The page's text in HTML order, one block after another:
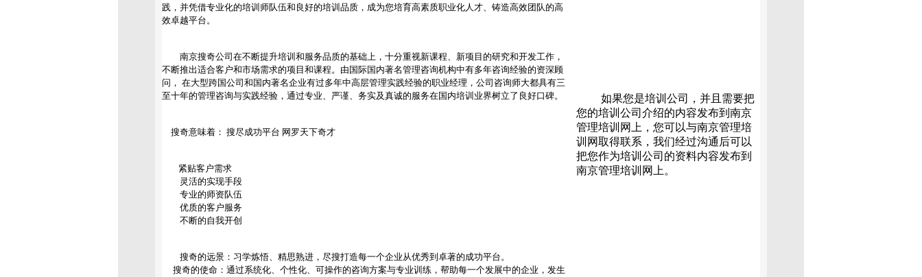
践，并凭借专业化的培训师队伍和良好的培训品质，成为您培育高素质职业化人才、铸造高效团队的高
效卓越平台。
南京搜奇公司在不断提升培训和服务品质的基础上，十分重视新课程、新项目的研究和开发工作，
不断推出适合客户和市场需求的项目和课程。由国际国内著名管理咨询机构中有多年咨询经验的资深顾
问， 在大型跨国公司和国内著名企业有过多年中高层管理实践经验的职业经理，公司咨询师大都具有三
至十年的管理咨询与实践经验，通过专业、严谨、务实及真诚的服务在国内培训业界树立了良好口碑。
搜奇意味着： 搜尽成功平台 网罗天下奇才
紧贴客户需求
灵活的实现手段
专业的师资队伍
优质的客户服务
不断的自我开创
搜奇的远景：习学炼悟、精思熟进，尽搜打造每一个企业从优秀到卓著的成功平台。
搜奇的使命：通过系统化、个性化、可操作的咨询方案与专业训练，帮助每一个发展中的企业，发生
如果您是培训公司，并且需要把
您的培训公司介绍的内容发布到南京
管理培训网上，您可以与南京管理培
训网取得联系，我们经过沟通后可以
把您作为培训公司的资料内容发布到
南京管理培训网上。